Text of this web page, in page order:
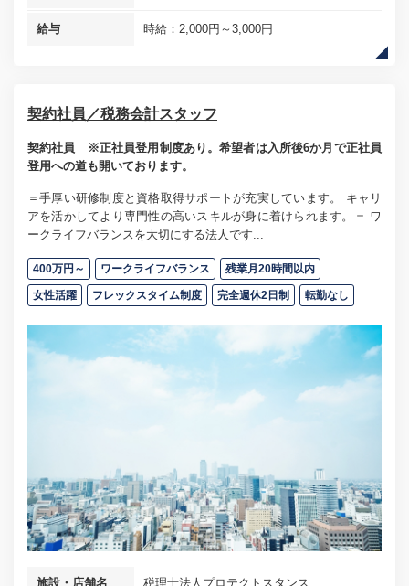
給与 時給：2,000円～3,000円
契約社員／税務会計スタッフ
契約社員 ※正社員登用制度あり。希望者は入所後6か月で正社員
登用への道も開いております。
＝手厚い研修制度と資格取得サポートが充実しています。 キャリ
アを活かしてより専門性の高いスキルが身に着けられます。＝ ワ
ークライフバランスを大切にする法人です...
400万円～ ワークライフバランス 残業月20時間以内
女性活躍 フレックスタイム制度 完全週休2日制 転勤なし
施設・店舗名 税理士法人プロテクトスタンス